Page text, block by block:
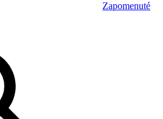
Zapomenuté